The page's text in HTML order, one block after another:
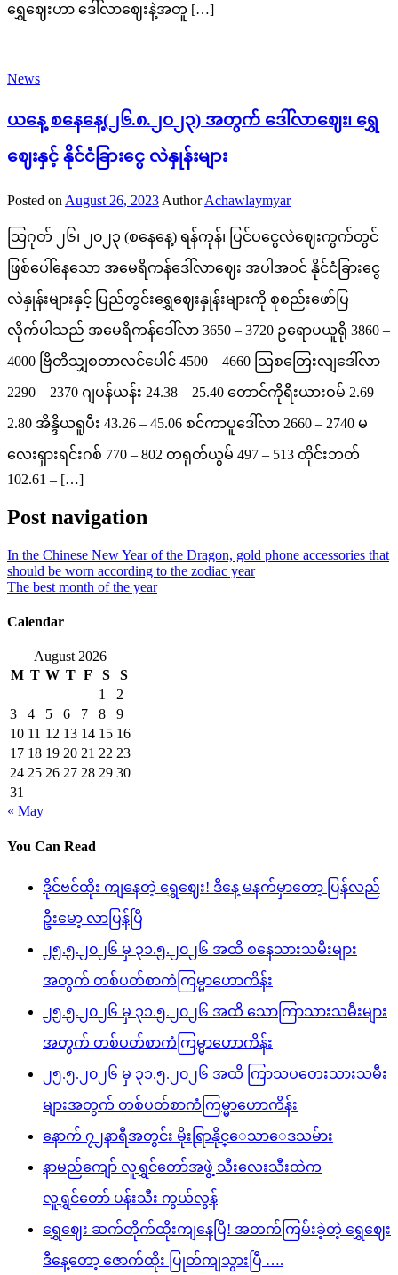
ရွှေဈေးဟာ ဒေါ်လာဈေးနဲ့အတူ […]
News
ယနေ့ စနေနေ့(၂၆.၈.၂၀၂၃) အတွက် ဒေါ်လာဈေး၊ ရွှေ
ဈေးနှင့် နိုင်ငံခြားငွေ လဲနှုန်းများ
Posted on August 26, 2023 Author Achawlaymyar
သြဂုတ် ၂၆၊ ၂၀၂၃ (စနေနေ့) ရန်ကုန်၊ ပြင်ပငွေလဲဈေးကွက်တွင်
ဖြစ်ပေါ်နေသော အမေရိကန်ဒေါ်လာဈေး အပါအဝင် နိုင်ငံခြားငွေ
လဲနှုန်းများနှင့် ပြည်တွင်းရွှေဈေးနှုန်းများကို စုစည်းဖော်ပြ
လိုက်ပါသည် အမေရိကန်ဒေါ်လာ 3650 – 3720 ဥရောပယူရို 3860 –
4000 ဗြိတိသျှစတာလင်ပေါင် 4500 – 4660 သြစတြေးလျဒေါ်လာ
2290 – 2370 ဂျပန်ယန်း 24.38 – 25.40 တောင်ကိုရီးယားဝမ် 2.69 –
2.80 အိန္ဒိယရူပီး 43.26 – 45.06 စင်ကာပူဒေါ်လာ 2660 – 2740 မ
လေးရှားရင်းဂစ် 770 – 802 တရုတ်ယွမ် 497 – 513 ထိုင်းဘတ်
102.61 – […]
Post navigation
In the Chinese New Year of the Dragon, gold phone accessories that
should be worn according to the zodiac year
The best month of the year
Calendar
August 2026
M T W T F S
S
1
2
3
4 5 6 7 8
9
10 11 12 13 14 15 16
17 18 19 20 21 22 23
24 25 26 27 28 29 30
31
« May
You Can Read
ဒိုင်ဗင်ထိုး ကျနေတဲ့ ရွှေဈေး! ဒီနေ့ မနက်မှာတော့ ပြန်လည်
ဦးမော့ လာပြန်ပြီ
၂၅.၅.၂၀၂၆ မှ ၃၁.၅.၂၀၂၆ အထိ စနေသားသမီးများ
အတွက် တစ်ပတ်စာကံကြမ္မာဟောကိန်း
၂၅.၅.၂၀၂၆ မှ ၃၁.၅.၂၀၂၆ အထိ သောကြာသားသမီးများ
အတွက် တစ်ပတ်စာကံကြမ္မာဟောကိန်း
၂၅.၅.၂၀၂၆ မှ ၃၁.၅.၂၀၂၆ အထိ ကြာသပတေးသားသမီး
များအတွက် တစ်ပတ်စာကံကြမ္မာဟောကိန်း
နောက် ၇၂နာရီအတွင်း မိုးရြာနိုင္ေသာေဒသမ်ား
နာမည်ကျော် လူရွှင်တော်အဖွဲ့ သီးလေးသီးထဲက
လူရွှင်တော် ပန်းသီး ကွယ်လွန်
ရွှေဈေး ဆက်တိုက်ထိုးကျနေပြီ! အတက်ကြမ်းခဲ့တဲ့ ရွှေဈေး
ဒီနေ့တော့ ဇောက်ထိုး ပြုတ်ကျသွားပြီ ….